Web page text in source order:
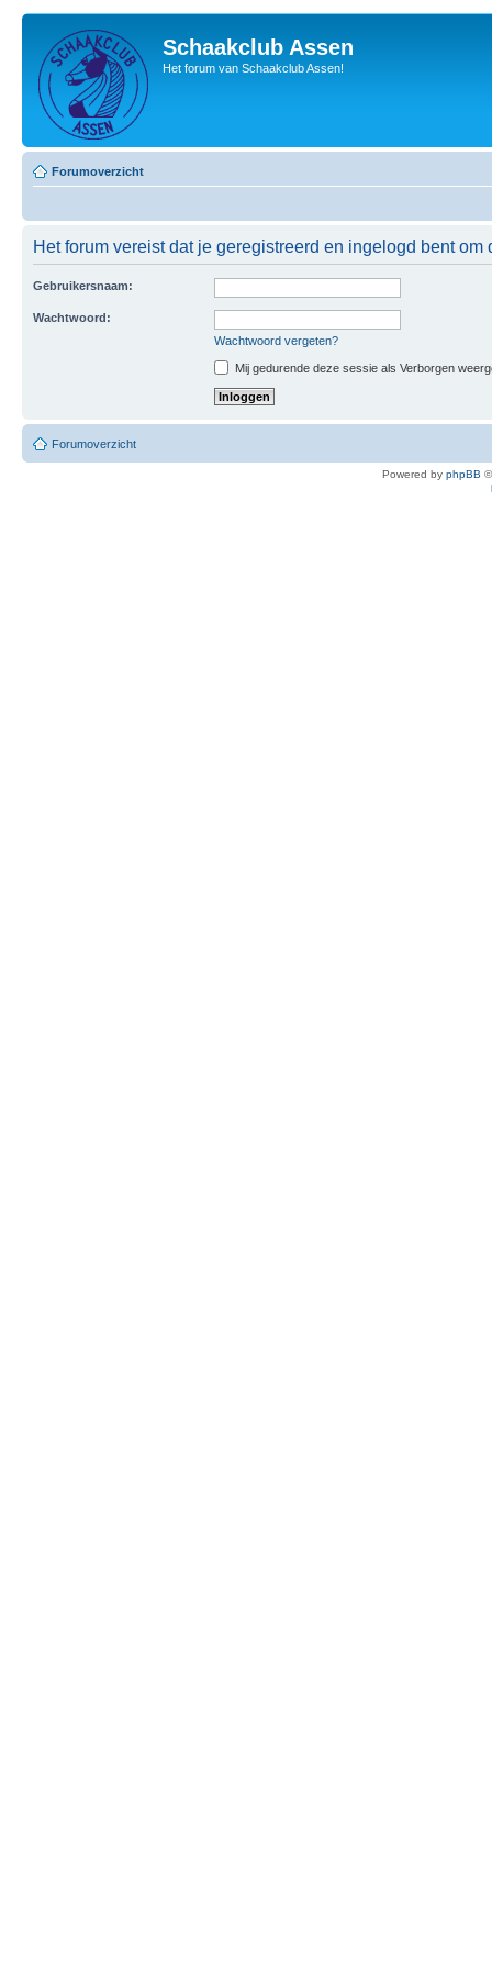
Schaakclub Assen
Het forum van Schaakclub Assen!
Forumoverzicht
Het forum vereist dat je geregistreerd en ingelogd bent
Gebruikersnaam:
Wachtwoord:
Wachtwoord vergeten?
Mij gedurende deze sessie als Verborgen
Forumoverzicht
Powered by phpBB